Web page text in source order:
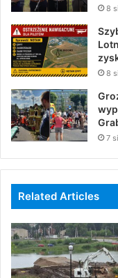
8
8
7
Related Articles